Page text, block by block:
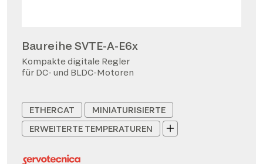
Baureihe SVTE-A-E6x
Kompakte digitale Regler
für DC- und BLDC-Motoren
ETHERCAT
MINIATURISIERTE
ERWEITERTE TEMPERATUREN